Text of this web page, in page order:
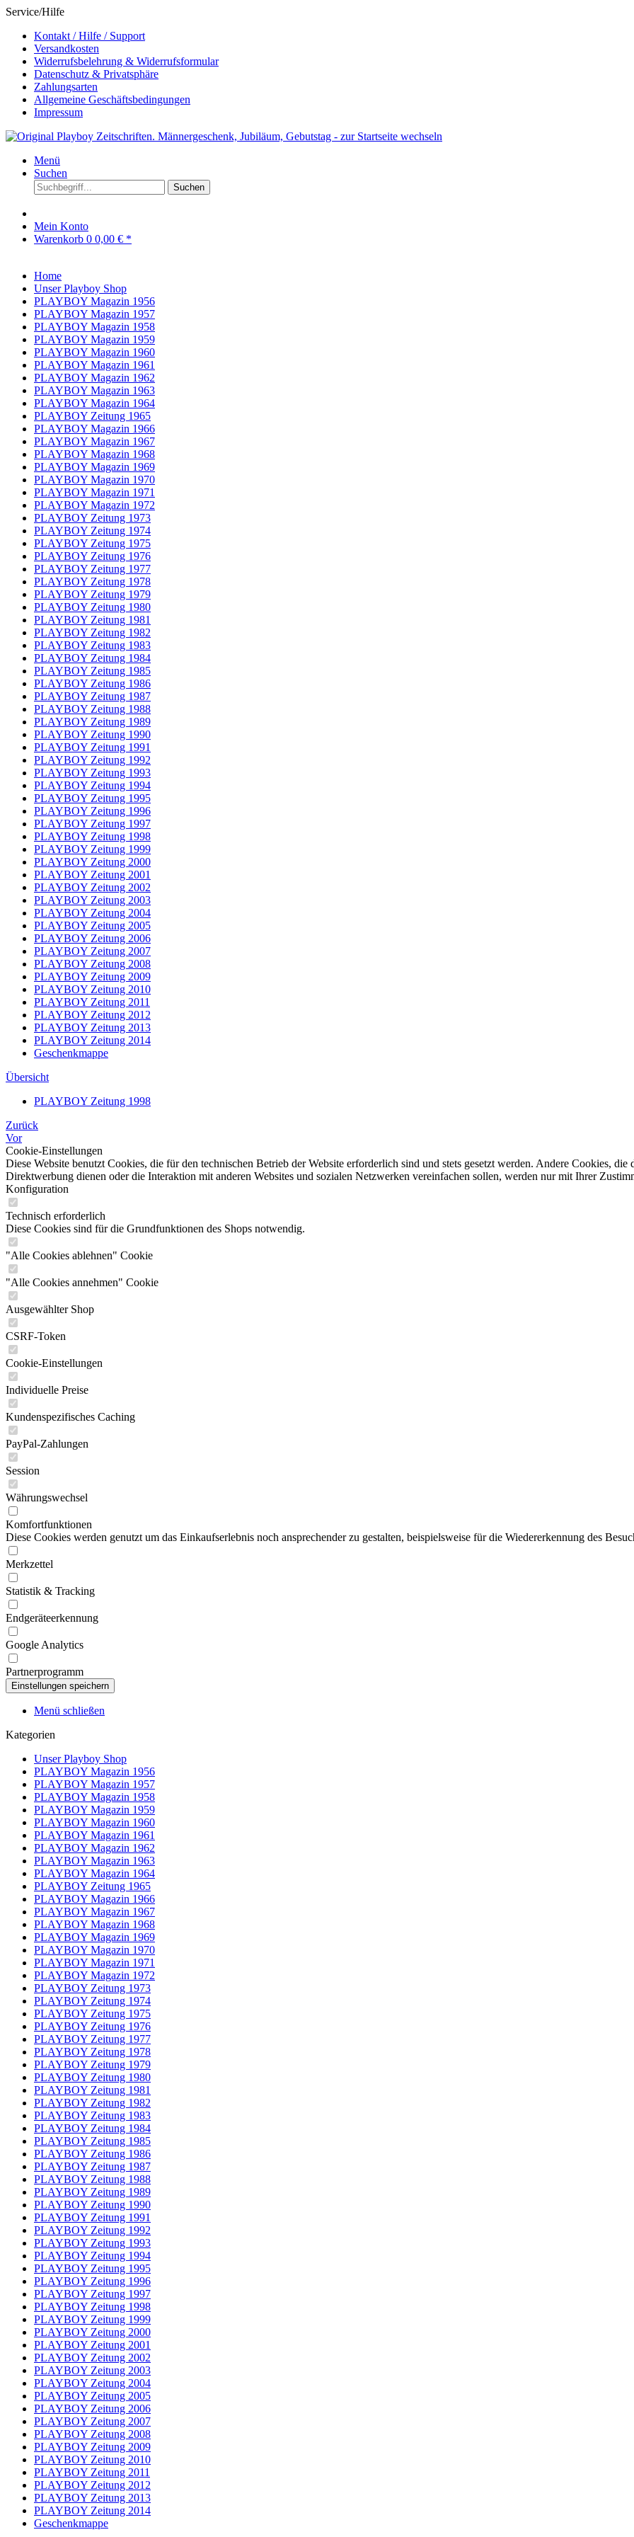
Service/Hilfe
Kontakt / Hilfe / Support
Versandkosten
Widerrufsbelehrung & Widerrufsformular
Datenschutz & Privatsphäre
Zahlungsarten
Allgemeine Geschäftsbedingungen
Impressum
Menü
Suchen
Suchen
Mein Konto
Warenkorb 0 0,00 € *
Home
Unser Playboy Shop
PLAYBOY Magazin 1956
PLAYBOY Magazin 1957
PLAYBOY Magazin 1958
PLAYBOY Magazin 1959
PLAYBOY Magazin 1960
PLAYBOY Magazin 1961
PLAYBOY Magazin 1962
PLAYBOY Magazin 1963
PLAYBOY Magazin 1964
PLAYBOY Zeitung 1965
PLAYBOY Magazin 1966
PLAYBOY Magazin 1967
PLAYBOY Magazin 1968
PLAYBOY Magazin 1969
PLAYBOY Magazin 1970
PLAYBOY Magazin 1971
PLAYBOY Magazin 1972
PLAYBOY Zeitung 1973
PLAYBOY Zeitung 1974
PLAYBOY Zeitung 1975
PLAYBOY Zeitung 1976
PLAYBOY Zeitung 1977
PLAYBOY Zeitung 1978
PLAYBOY Zeitung 1979
PLAYBOY Zeitung 1980
PLAYBOY Zeitung 1981
PLAYBOY Zeitung 1982
PLAYBOY Zeitung 1983
PLAYBOY Zeitung 1984
PLAYBOY Zeitung 1985
PLAYBOY Zeitung 1986
PLAYBOY Zeitung 1987
PLAYBOY Zeitung 1988
PLAYBOY Zeitung 1989
PLAYBOY Zeitung 1990
PLAYBOY Zeitung 1991
PLAYBOY Zeitung 1992
PLAYBOY Zeitung 1993
PLAYBOY Zeitung 1994
PLAYBOY Zeitung 1995
PLAYBOY Zeitung 1996
PLAYBOY Zeitung 1997
PLAYBOY Zeitung 1998
PLAYBOY Zeitung 1999
PLAYBOY Zeitung 2000
PLAYBOY Zeitung 2001
PLAYBOY Zeitung 2002
PLAYBOY Zeitung 2003
PLAYBOY Zeitung 2004
PLAYBOY Zeitung 2005
PLAYBOY Zeitung 2006
PLAYBOY Zeitung 2007
PLAYBOY Zeitung 2008
PLAYBOY Zeitung 2009
PLAYBOY Zeitung 2010
PLAYBOY Zeitung 2011
PLAYBOY Zeitung 2012
PLAYBOY Zeitung 2013
PLAYBOY Zeitung 2014
Geschenkmappe
Übersicht
PLAYBOY Zeitung 1998
Zurück
Vor
Cookie-Einstellungen
Diese Website benutzt Cookies, die für den technischen Betrieb der Website erforderlich sind und stets gesetzt werden. Andere Cookies,
Direktwerbung dienen oder die Interaktion mit anderen Websites und sozialen Netzwerken vereinfachen sollen, werden nur mit Ihrer
Konfiguration
Technisch erforderlich
Diese Cookies sind für die Grundfunktionen des Shops notwendig.
"Alle Cookies ablehnen" Cookie
"Alle Cookies annehmen" Cookie
Ausgewählter Shop
CSRF-Token
Cookie-Einstellungen
Individuelle Preise
Kundenspezifisches Caching
PayPal-Zahlungen
Session
Währungswechsel
Komfortfunktionen
Diese Cookies werden genutzt um das Einkaufserlebnis noch ansprechender zu gestalten, beispielsweise für die Wiedererkennung des
Merkzettel
Statistik & Tracking
Endgeräteerkennung
Google Analytics
Partnerprogramm
Menü schließen
Kategorien
Unser Playboy Shop
PLAYBOY Magazin 1956
PLAYBOY Magazin 1957
PLAYBOY Magazin 1958
PLAYBOY Magazin 1959
PLAYBOY Magazin 1960
PLAYBOY Magazin 1961
PLAYBOY Magazin 1962
PLAYBOY Magazin 1963
PLAYBOY Magazin 1964
PLAYBOY Zeitung 1965
PLAYBOY Magazin 1966
PLAYBOY Magazin 1967
PLAYBOY Magazin 1968
PLAYBOY Magazin 1969
PLAYBOY Magazin 1970
PLAYBOY Magazin 1971
PLAYBOY Magazin 1972
PLAYBOY Zeitung 1973
PLAYBOY Zeitung 1974
PLAYBOY Zeitung 1975
PLAYBOY Zeitung 1976
PLAYBOY Zeitung 1977
PLAYBOY Zeitung 1978
PLAYBOY Zeitung 1979
PLAYBOY Zeitung 1980
PLAYBOY Zeitung 1981
PLAYBOY Zeitung 1982
PLAYBOY Zeitung 1983
PLAYBOY Zeitung 1984
PLAYBOY Zeitung 1985
PLAYBOY Zeitung 1986
PLAYBOY Zeitung 1987
PLAYBOY Zeitung 1988
PLAYBOY Zeitung 1989
PLAYBOY Zeitung 1990
PLAYBOY Zeitung 1991
PLAYBOY Zeitung 1992
PLAYBOY Zeitung 1993
PLAYBOY Zeitung 1994
PLAYBOY Zeitung 1995
PLAYBOY Zeitung 1996
PLAYBOY Zeitung 1997
PLAYBOY Zeitung 1998
PLAYBOY Zeitung 1999
PLAYBOY Zeitung 2000
PLAYBOY Zeitung 2001
PLAYBOY Zeitung 2002
PLAYBOY Zeitung 2003
PLAYBOY Zeitung 2004
PLAYBOY Zeitung 2005
PLAYBOY Zeitung 2006
PLAYBOY Zeitung 2007
PLAYBOY Zeitung 2008
PLAYBOY Zeitung 2009
PLAYBOY Zeitung 2010
PLAYBOY Zeitung 2011
PLAYBOY Zeitung 2012
PLAYBOY Zeitung 2013
PLAYBOY Zeitung 2014
Geschenkmappe